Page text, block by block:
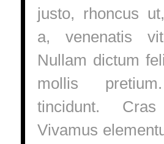
justo, rhoncus
a, venenatis
Nullam dictum
mollis
tincidunt.
Vivamus